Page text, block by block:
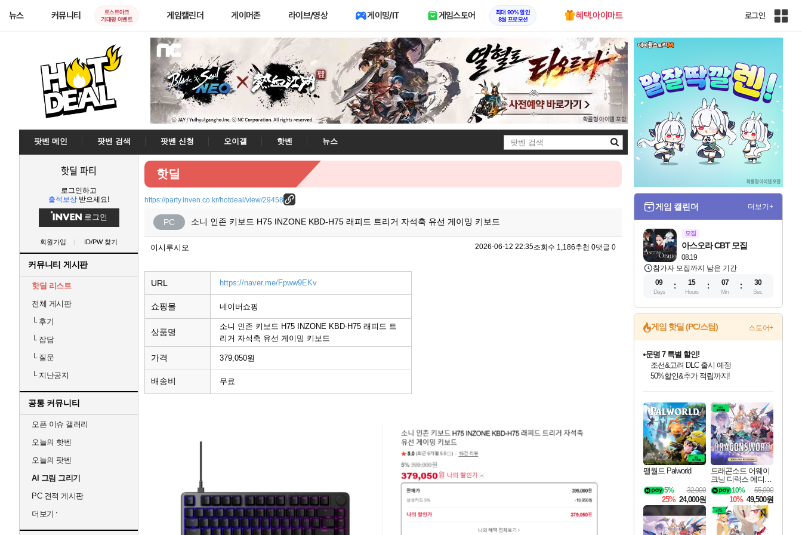
뉴스 커뮤니티
로스트아크
기대평 이벤트
게임캘린더 게이머존 라이브/영상 게이밍/IT 게임스토어
최대 90% 할인
8월 프로모션
혜택.아이마트 로그인
인
트
팟벤 메인 팟벤 검색 팟벤 신청 오이갤 핫벤
뉴스
검
색
핫딜 파티
로그인하고
출석보상 받으세요!
로그인
회원가입 ID/PW 찾기
커뮤니티 게시판
핫딜 리스트
전체 게시판
└후기
└잡담
└질문
└지난공지
공통 커뮤니티
오픈 이슈 갤러리
오늘의 핫벤
오늘의 팟벤
AI 그림 그리기
PC 견적 게시판
더보기
핫딜
https://party.inven.co.kr/hotdeal/view/29458
PC 소니 인존 키보드 H75 INZONE KBD-H75 래피드 트리거 자석축 유선 게이밍 키보드
이시루시오 2026-06-12 22:35조회수 1,186추천 0댓글 0
URL https://naver.me/Fpww9EKv
쇼핑몰 네이버쇼핑
상품명
소니 인존 키보드 H75 INZONE KBD-H75 래피드 트
리거 자석축 유선 게이밍 키보드
가격 379,050원
배송비 무료
게임 캘린더 더보기+
모집
08.19
아스오라 CBT 모집
참가자 모집까지 남은 기간
09
Days
15
Hours
07
Min
29
Sec
게임 핫딜 (PC/스팀) 스토어+
최대 90% 할인가를 만나보세요!
네이버혜택과 함께 만나보세요!
문명 7 특별 할인!
조선&고려 DLC 출시 예정
50%할인&추가 적립까지!
네이버 포인트 혜택까지!
이니&베니 혜택까지!
네이버 혜택가와 함께 예약하세요!
할인&네이버혜택으로 만나보세요!
네이버페이 혜택과 만나보세요!
40주년 프로모션으로 만나보세요!
할인가에 만나보세요!
일부 에디션 상시 할인!
혜택으로 예약 판매 중
편안하게 충전하세요
팰월드 Palworld
32,000
5%
25% 24,000원
드래곤소드 어웨이
크닝 디럭스 에디션
DragonSword Awake
ning Deluxe Edition
55,000
10%
10% 49,500원